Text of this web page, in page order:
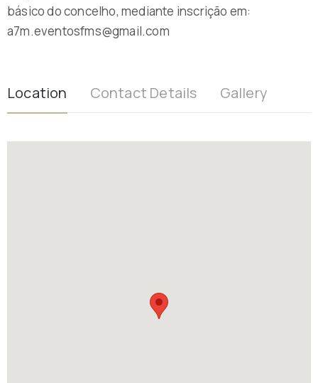
básico do concelho, mediante inscrição em:
a7m.eventosfms@gmail.com
Location Contact Details Gallery